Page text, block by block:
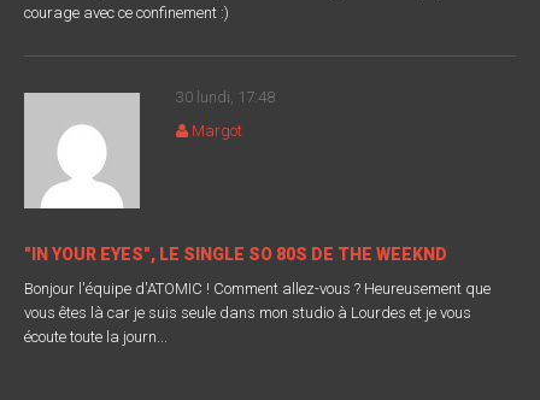
courage avec ce confinement :)
30 lundi, 17:48
Margot
"IN YOUR EYES", LE SINGLE SO 80S DE THE WEEKND
Bonjour l'équipe d'ATOMIC ! Comment allez-vous ? Heureusement que
vous êtes là car je suis seule dans mon studio à Lourdes et je vous
écoute toute la journ...